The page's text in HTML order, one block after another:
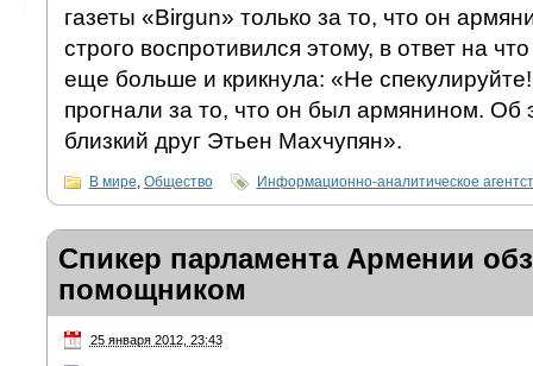
газеты «Birgun» только за то, что он
строго воспротивился этому, в ответ на
еще больше и крикнула: «Не
прогнали за то, что он был армянином. Об
близкий друг Этьен Махчупян».
В мире Общество Информационно-аналитическое
Спикер парламента Армении
помощником
25 января 2012, 23:43